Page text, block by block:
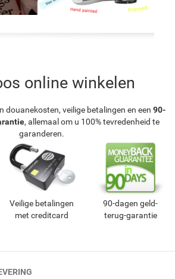
online winkelen
douanekosten, veilige betalingen en een 90-
, allemaal om u 100% tevredenheid te
garanderen.
Veilige betalingen
met creditcard
90-dagen geld-
terug-garantie